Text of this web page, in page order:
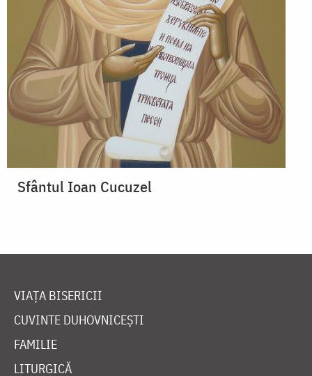
Sfântul Ioan Cucuzel
VIAȚA BISERICII
CUVINTE DUHOVNICEȘTI
FAMILIE
LITURGICĂ